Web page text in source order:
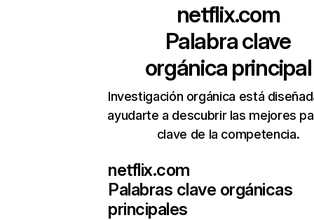
netflix.com
Palabra clave
orgánica principal
Investigación orgánica está
ayudarte a descubrir las mejores
clave de la competencia.
netflix.com
Palabras clave orgánicas
principales